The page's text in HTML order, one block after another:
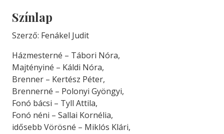
Színlap
Szerző: Fenákel Judit
Házmesterné – Tábori Nóra,
Majtényiné – Káldi Nóra,
Brenner – Kertész Péter,
Brennerné – Polonyi Gyöngyi,
Fonó bácsi – Tyll Attila,
Fonó néni – Sallai Kornélia,
idősebb Vörösné – Miklós Klári,